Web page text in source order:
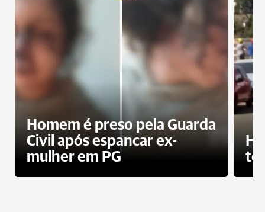
Homem é preso pela Guarda
Civil após espancar ex-
mulher em PG